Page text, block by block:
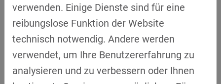
Treibhausgasemissionen an Bedeutung, um
eine Transparenz entlang der Lieferketten
für alle Akteure zu schaffen.
Doch wie können Unternehmen aus der
Transportlogistik diese Daten messen und
verwenden. Einige Dienste sind für eine
reibungslose Funktion der Website
technisch notwendig. Andere werden
verwendet, um Ihre Benutzererfahrung zu
analysieren und zu verbessern oder Ihnen